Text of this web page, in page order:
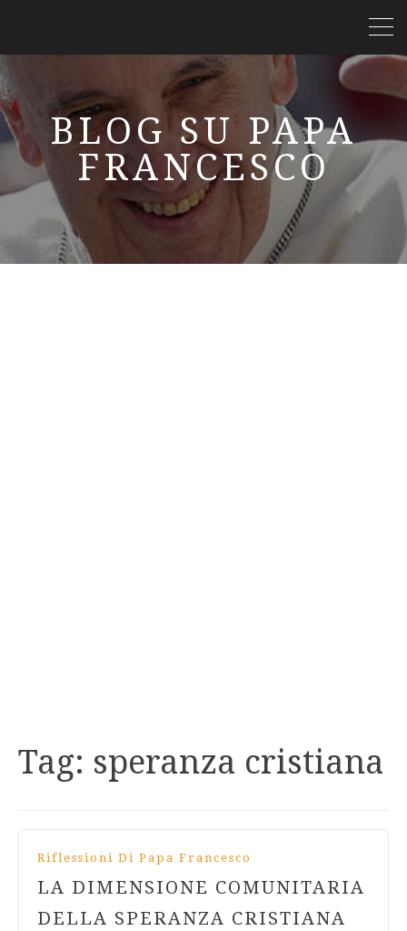
BLOG SU PAPA
FRANCESCO
Tag: speranza cristiana
Riflessioni Di Papa Francesco
LA DIMENSIONE COMUNITARIA
DELLA SPERANZA CRISTIANA